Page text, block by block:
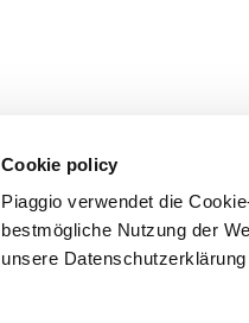
Cookie policy
Piaggio verwendet die
bestmögliche Nutzung der
unsere